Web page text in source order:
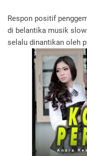
Respon positif
di belantika musik
selalu dinantikan oleh